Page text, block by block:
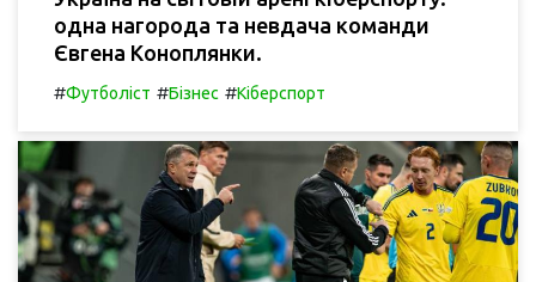
одна нагорода та невдача команди
Євгена Коноплянки.
#Футболіст #Бізнес #Кіберспорт